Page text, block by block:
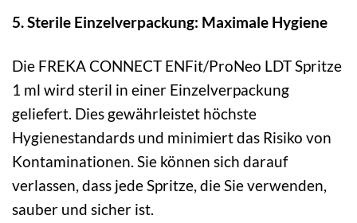
5. Sterile Einzelverpackung: Maximale Hygiene
Die FREKA CONNECT ENFit/ProNeo LDT Spritze
1 ml wird steril in einer Einzelverpackung
geliefert. Dies gewährleistet höchste
Hygienestandards und minimiert das Risiko von
Kontaminationen. Sie können sich darauf
verlassen, dass jede Spritze, die Sie verwenden,
sauber und sicher ist.